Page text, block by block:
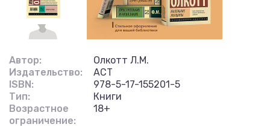
Автор:
Олкотт Л.М.
Издательство:
АСТ
ISBN:
978-5-17-155201-5
Тип:
Книги
Возрастное
ограничение:
18+